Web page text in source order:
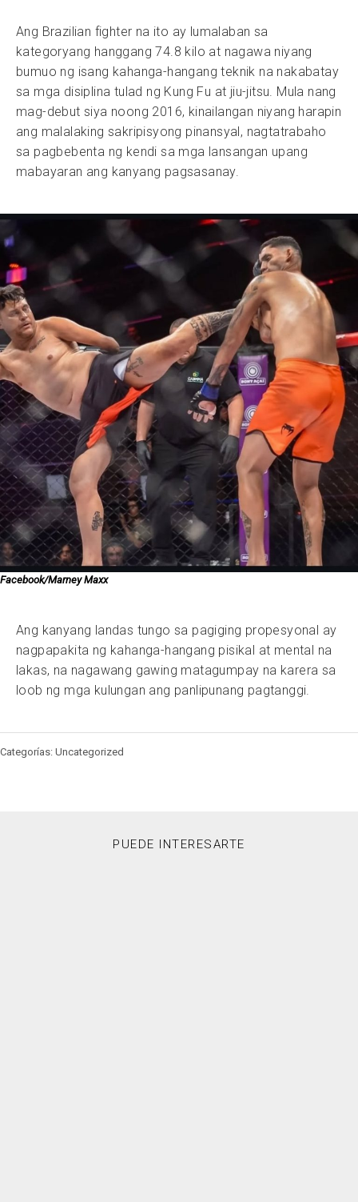
Ang Brazilian fighter na ito ay lumalaban sa
kategoryang hanggang 74.8 kilo at nagawa niyang
bumuo ng isang kahanga-hangang teknik na nakabatay
sa mga disiplina tulad ng Kung Fu at jiu-jitsu. Mula nang
mag-debut siya noong 2016, kinailangan niyang harapin
ang malalaking sakripisyong pinansyal, nagtatrabaho
sa pagbebenta ng kendi sa mga lansangan upang
mabayaran ang kanyang pagsasanay.
Facebook/Marney Maxx
Ang kanyang landas tungo sa pagiging propesyonal ay
nagpapakita ng kahanga-hangang pisikal at mental na
lakas, na nagawang gawing matagumpay na karera sa
loob ng mga kulungan ang panlipunang pagtanggi.
Categorías: Uncategorized
PUEDE INTERESARTE